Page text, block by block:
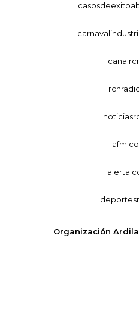
Organización